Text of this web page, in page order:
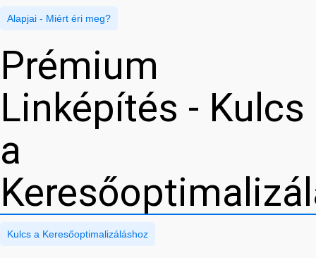
Alapjai - Miért éri meg?
Prémium
Linképítés - Kulcs
a
Kulcs a Keresőoptimalizáláshoz